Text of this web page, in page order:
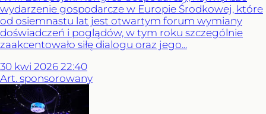
wydarzenie gospodarcze w Europie Środkowej, które
od osiemnastu lat jest otwartym forum wymiany
doświadczeń i poglądów, w tym roku szczególnie
zaakcentowało siłę dialogu oraz jego...
30 kwi 2026 22:40
Art. sponsorowany